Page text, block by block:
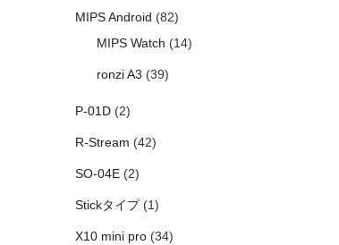
MIPS Android (82)
MIPS Watch (14)
ronzi A3 (39)
P-01D(2)
R-Stream (42)
SO-04E(2)
Stickタイプ(1)
X10 mini pro(34)